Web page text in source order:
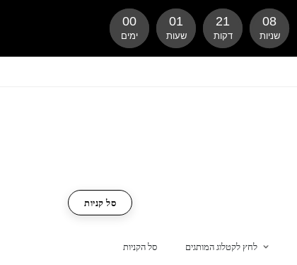
סל הקניות לחץ לקטלוג המותגים
סל קניות
00
ימים
01
שעות
21
דקות
07
שניות